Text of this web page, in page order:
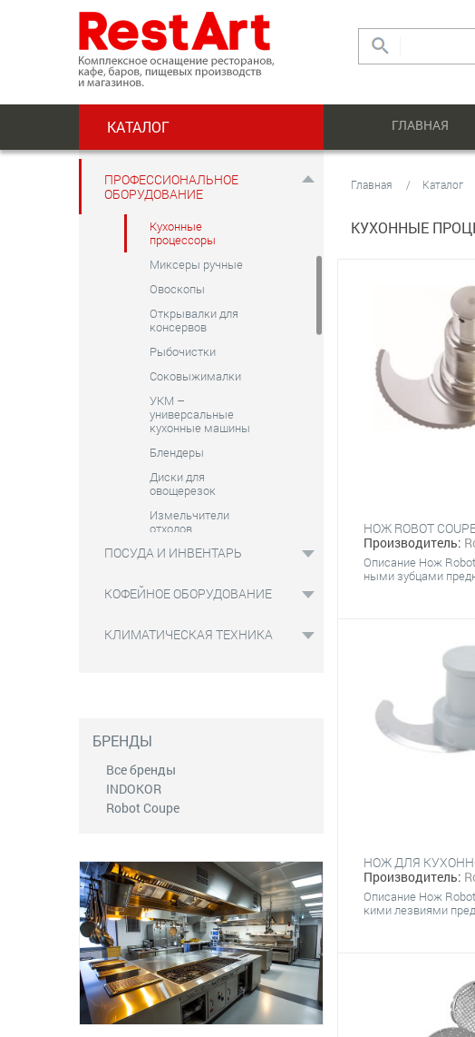
КАТАЛОГ ГЛАВНАЯ
ПРОФЕССИОНАЛЬНОЕ
ОБОРУДОВАНИЕ
Тепловое
Электромеханическое
очистки моллюсков
Бликсеры
Измельчители
Картофелечистки
Кухонные
процессоры
Миксеры ручные
Овоскопы
Открывалки для
консервов
Рыбочистки
Соковыжималки
УКМ –
универсальные
кухонные машины
Блендеры
Диски для
овощерезок
Измельчители
отходов
Куттеры
овощей и фруктов
планетарные
Слайсеры
Сыротерки и
сырорезки
Хлеборезки
Мясоперерабатывающее
Прачечное
Посудомоечное
Оборудование для
дезинфекции и очистки
Шведские столы и салат-бары
Оборудование для кейтеринга
ПОСУДА И ИНВЕНТАРЬ
КОФЕЙНОЕ ОБОРУДОВАНИЕ
КЛИМАТИЧЕСКАЯ ТЕХНИКА
БРЕНДЫ
Все бренды
INDOKOR
Robot Coupe
Главная Каталог
КУХОННЫЕ
НОЖ ROBOT
Производитель:
Описание Нож
ными зубцами
Производитель:
Описание Нож
кими лезвиями